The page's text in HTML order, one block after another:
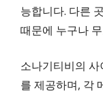
능합니다. 다른
때문에 누구나
소나기티비의
를 제공하며, 각